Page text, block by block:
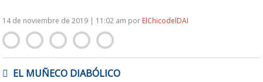
14 de noviembre de 2019 | 11:02 am por ElChicodelDAI
NAVEGACIÓN
DEEL MUÑECO DIABÓLICO